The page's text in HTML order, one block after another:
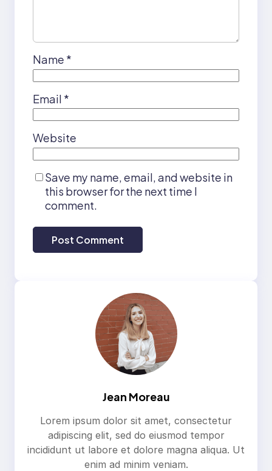
Name *
Email *
Website
Save my name, email, and website in
this browser for the next time I
comment.
Jean Moreau
Lorem ipsum dolor sit amet, consectetur
adipiscing elit, sed do eiusmod tempor
incididunt ut labore et dolore magna aliqua. Ut
enim ad minim veniam.